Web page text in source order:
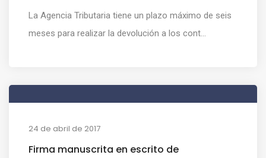
La Agencia Tributaria tiene un plazo máximo de seis
meses para realizar la devolución a los cont...
24 de abril de 2017
Firma manuscrita en escrito de